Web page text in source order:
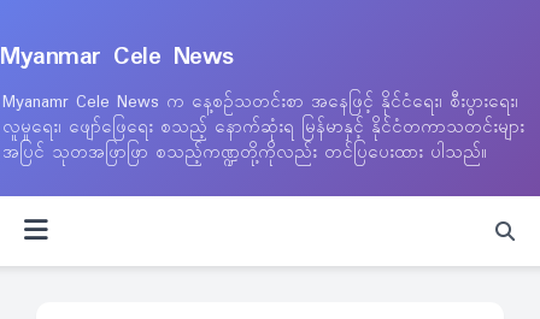
Myanmar Cele News
Myanamr Cele News က နေ့စဉ်သတင်းစာ အနေဖြင့် နိုင်ငံရေး၊ စီးပွားရေး၊
လူမှုရေး၊ ဖျော်ဖြေရေး စသည့် နောက်ဆုံးရ မြန်မာနှင့် နိုင်ငံတကာသတင်းများ
အပြင် သုတအဖြာဖြာ စသည့်ကဏ္ဍတို့ကိုလည်း တင်ပြပေးထား ပါသည်။